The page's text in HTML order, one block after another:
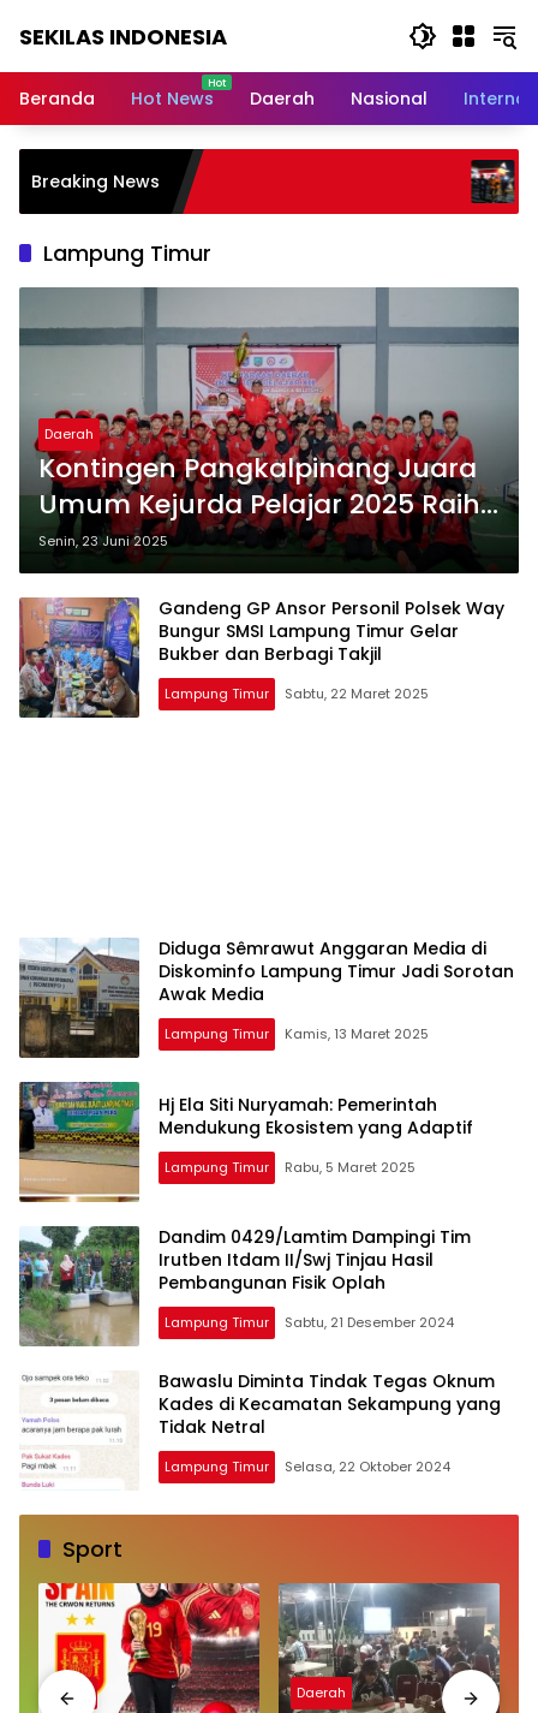
SEKILAS INDONESIA
Terkini,
World,
Headlines,
News
Today
Beranda Hot News Daerah Nasional
Breaking News
Polda Babel Resmi
Tersangka Dalam
Timah Ilegal Di Belitung
Lampung Timur
Daerah
Kontingen Pangkalpinang Juara
Umum Kejurda Pelajar 2025 Raih
83 Medali di Belitung Timur,
Ungguli Enam Daerah
Senin, 23 Juni 2025
Gandeng GP Ansor Personil Polsek Way
Bungur SMSI Lampung Timur Gelar
Bukber dan Berbagi Takjil
Lampung Timur Sabtu, 22 Maret 2025
Diduga Sêmrawut Anggaran Media di
Diskominfo Lampung Timur Jadi Sorotan
Awak Media
Lampung Timur Kamis, 13 Maret 2025
Hj Ela Siti Nuryamah: Pemerintah
Mendukung Ekosistem yang Adaptif
Lampung Timur Rabu, 5 Maret 2025
Dandim 0429/Lamtim Dampingi Tim
Irutben Itdam II/Swj Tinjau Hasil
Pembangunan Fisik Oplah
Lampung Timur Sabtu, 21 Desember 2024
Bawaslu Diminta Tindak Tegas Oknum
Kades di Kecamatan Sekampung yang
Tidak Netral
Lampung Timur Selasa, 22 Oktober 2024
Sport
Sport Daerah